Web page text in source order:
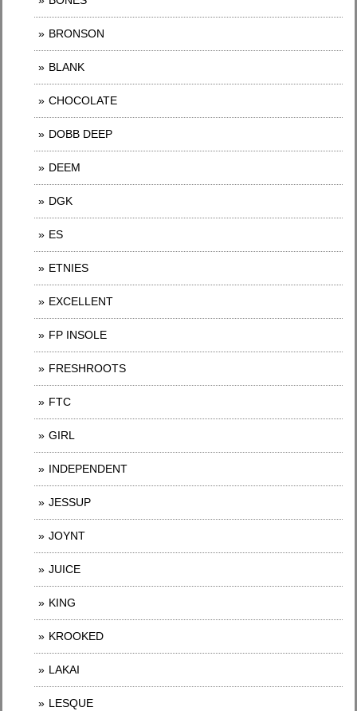
BRONSON
BLANK
CHOCOLATE
DOBB DEEP
DEEM
DGK
ES
ETNIES
EXCELLENT
FP INSOLE
FRESHROOTS
FTC
GIRL
INDEPENDENT
JESSUP
JOYNT
JUICE
KING
KROOKED
LAKAI
LESQUE